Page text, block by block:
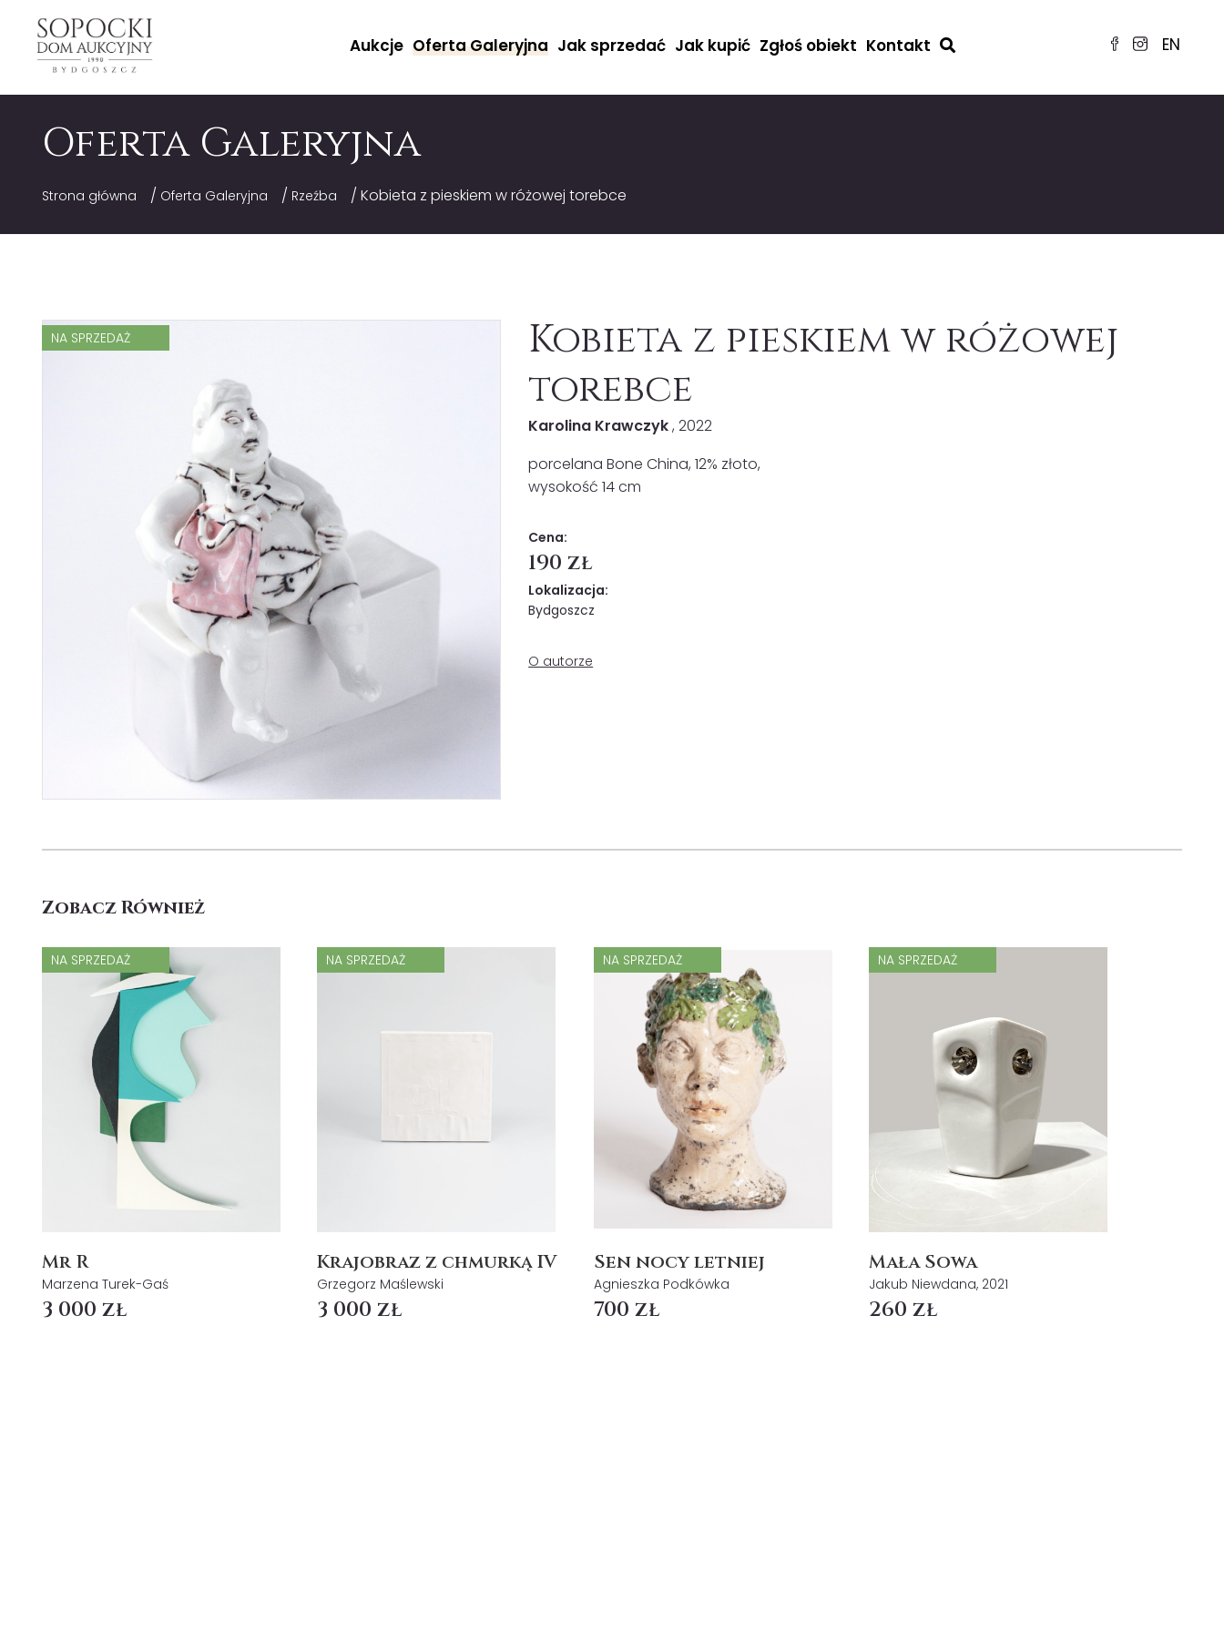
EN
Aukcje Oferta Galeryjna Jak sprzedać Jak kupić Zgłoś obiekt Kontakt
Oferta Galeryjna
Strona główna / Oferta Galeryjna / Rzeźba / Kobieta z pieskiem w różowej torebce
NA SPRZEDAŻ
Kobieta z pieskiem w różowej
torebce
Karolina Krawczyk, 2022
porcelana Bone China, 12% złoto,
wysokość 14 cm
Cena:
190 zł
Lokalizacja:
Bydgoszcz
O autorze
Zobacz Również
NA SPRZEDAŻ
Mr R
Marzena Turek-Gaś
3 000 zł
NA SPRZEDAŻ
Krajobraz z chmurką IV
Grzegorz Maślewski
3 000 zł
NA SPRZEDAŻ
Sen nocy letniej
Agnieszka Podkówka
700 zł
NA SPRZEDAŻ
Mała Sowa
Jakub Niewdana, 2021
260 zł